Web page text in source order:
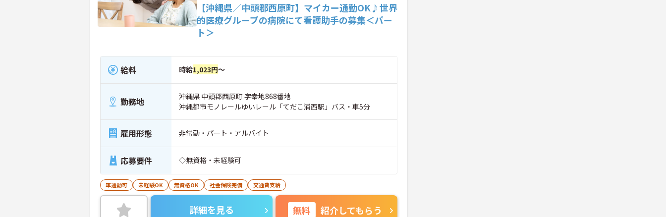
【沖縄県／中頭郡西原町】マイカー通勤OK♪世界
的医療グループの病院にて看護助手の募集＜パー
ト＞
給料 時給1,023円～
勤務地
沖縄県 中頭郡西原町 字幸地868番地
沖縄都市モノレールゆいレール「てだこ浦西駅」バス・車5分
雇用形態 非常勤・パート・アルバイト
応募要件 ◇無資格・未経験可
車通勤可 未経験OK 無資格OK 社会保険完備 交通費支給
詳細を見る 無料 紹介してもらう